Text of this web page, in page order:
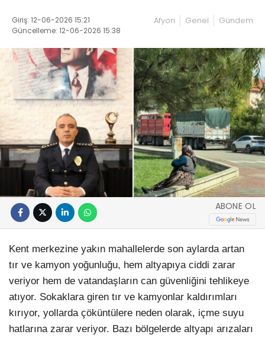
Giriş: 12-06-2026 15:21
Güncelleme: 12-06-2026 15:38
Afyon Genel Gündem
ABONE OL
Kent merkezine yakın mahallelerde son aylarda artan
tır ve kamyon yoğunluğu, hem altyapıya ciddi zarar
veriyor hem de vatandaşların can güvenliğini tehlikeye
atıyor. Sokaklara giren tır ve kamyonlar kaldırımları
kırıyor, yollarda çöküntülere neden olarak, içme suyu
hatlarına zarar veriyor. Bazı bölgelerde altyapı arızaları